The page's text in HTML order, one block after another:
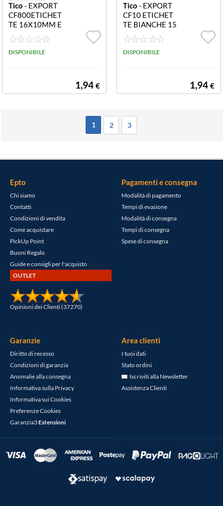
Tico - EXPORT
CF800ETICHET
TE 16X10MM E
-1610 ETICHET
TE BIANCHE IN
BUSTA - 16X10
DISPONIBILE
1,94 €
Tico - EXPORT
CF10 ETICHET
TE BIANCHE 15
0X115 E-15011
5 Etichette bian
che in busta - 15
DISPONIBILE
1,94 €
1 2 3
Epto
Chi siamo
Contatti
Condizioni di vendita
Come acquistare
PickUp Point
Buoni Regalo
Guide e consigli per l'acquisto
OUTLET
Opinioni dei Clienti (37270)
Pagamenti e consegna
Modalità di pagamento
Tempi di evasione
Modalità di consegna
Tempi di consegna
Spese di consegna
Garanzie
Diritto di recesso
Condizioni di garanzia
Anomalie alla consegna
Informativa sulla Privacy
Informativa sui Cookies
Preferenze Cookies
Garanzia3Estensioni
Area clienti
I tuoi dati
Stato ordini
Iscriviti alla Newsletter
Assistenza Clienti